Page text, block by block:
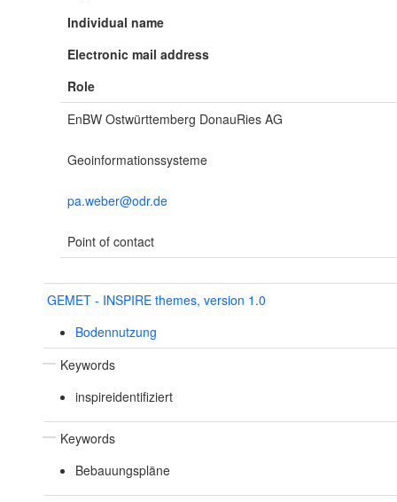
Individual name
Electronic mail address
Role
EnBW Ostwürttemberg DonauRies AG
Geoinformationssysteme
pa.weber@odr.de
Point of contact
GEMET - INSPIRE themes, version 1.0
Bodennutzung
Keywords
inspireidentifiziert
Keywords
Bebauungspläne